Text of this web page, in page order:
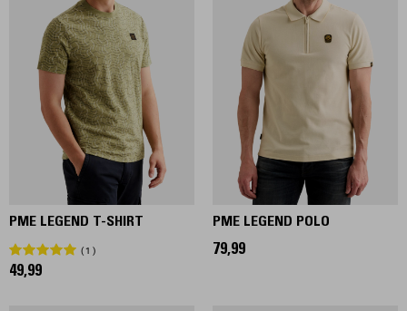
PME LEGEND T-SHIRT
1
49,99
PME LEGEND POLO
79,99